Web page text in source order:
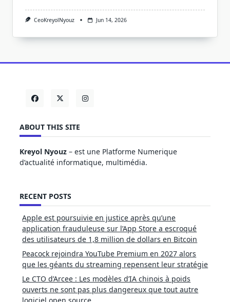
CeoKreyolNyouz Jun 14, 2026
ABOUT THIS SITE
Kreyol Nyouz – est une Platforme Numerique
d’actualité informatique, multimédia.
RECENT POSTS
Apple est poursuivie en justice après qu’une
application frauduleuse sur l’App Store a escroqué
des utilisateurs de 1,8 million de dollars en Bitcoin
Peacock rejoindra YouTube Premium en 2027 alors
que les géants du streaming repensent leur stratégie
Le CTO d’Arcee : Les modèles d’IA chinois à poids
ouverts ne sont pas plus dangereux que tout autre